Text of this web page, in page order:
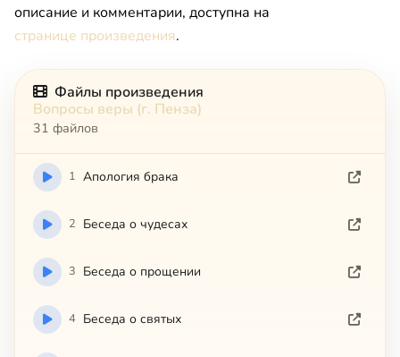
описание и комментарии, доступна на
странице произведения.
Файлы произведения
Вопросы веры (г. Пенза)
31 файлов
1 Апология брака
2 Беседа о чудесах
3 Беседа о прощении
4 Беседа о святых